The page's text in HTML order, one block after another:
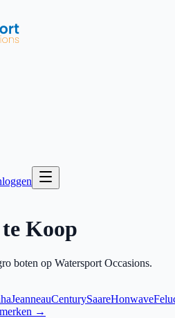
Koop
boten op Watersport Occasions.
JeanneauCenturySaareHonwave
→